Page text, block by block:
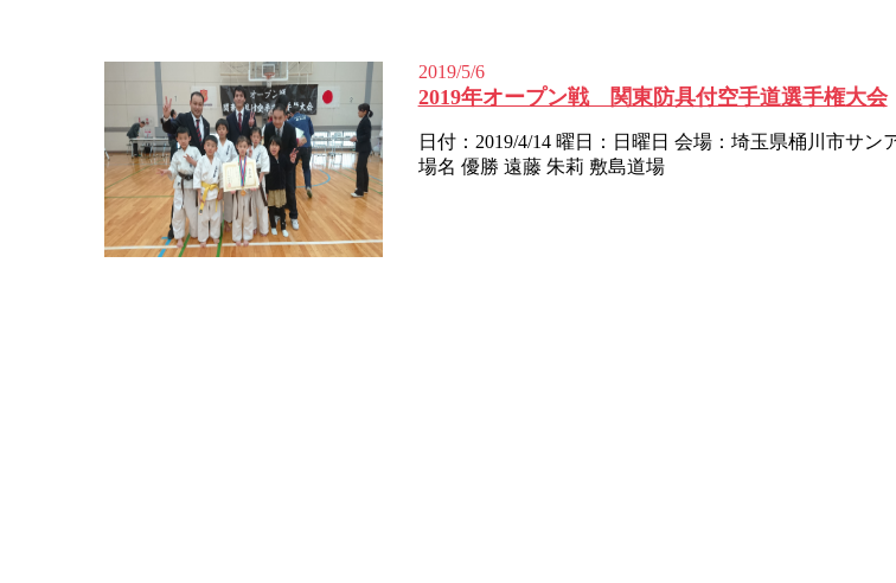
2019/5/6
2019年オープン戦 関東防具付空手道選手権大会
日付：2019/4/14 曜日：日曜日 会場：埼玉県桶川市サ
場名 優勝 遠藤 朱莉 敷島道場